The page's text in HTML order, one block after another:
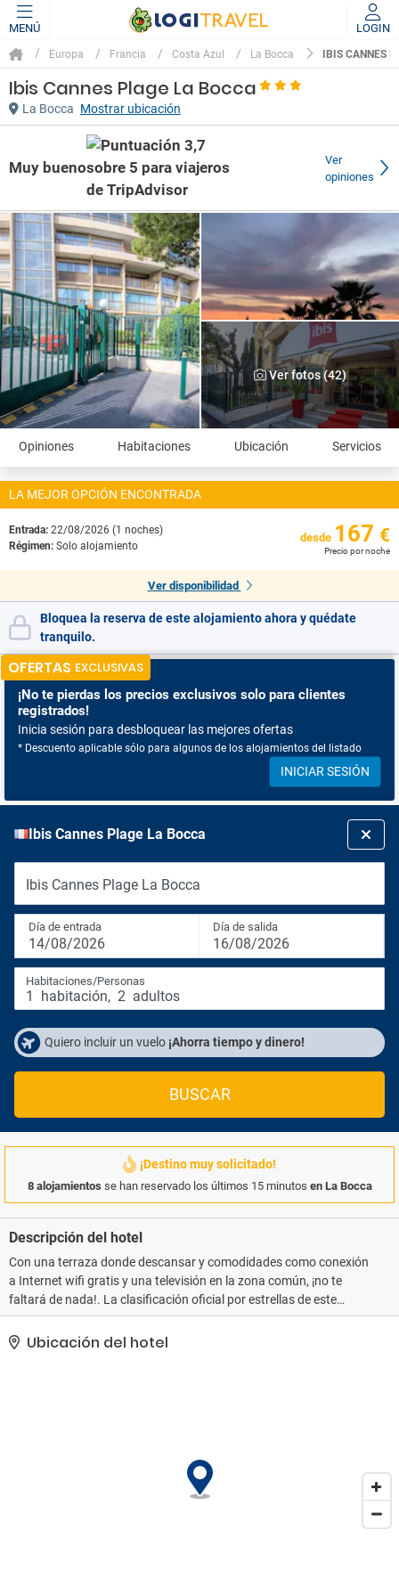
MENÚ LOGIN
Europa Francia Costa Azul La Bocca IBIS CANNES
Ibis Cannes Plage La Bocca
La Bocca Mostrar ubicación
Muy bueno
Ver
opiniones
Ver fotos (42)
Opiniones Habitaciones Ubicación Servicios
LA MEJOR OPCIÓN ENCONTRADA
Entrada: 22/08/2026 (1 noches)
Régimen: Solo alojamiento
desde 167 €
Precio por noche
Ver disponibilidad
Bloquea la reserva de este alojamiento ahora y quédate
tranquilo.
OFERTAS EXCLUSIVAS
¡No te pierdas los precios exclusivos solo para clientes
registrados!
Inicia sesión para desbloquear las mejores ofertas
* Descuento aplicable sólo para algunos de los alojamientos del listado
INICIAR SESIÓN
Ibis Cannes Plage La Bocca
Ibis Cannes Plage La Bocca
Día de entrada
14/08/2026
Día de salida
16/08/2026
Habitaciones/Personas
1 habitación, 2 adultos
Quiero incluir un vuelo ¡Ahorra tiempo y dinero!
BUSCAR
¡Destino muy solicitado!
8 alojamientos se han reservado los últimos 15 minutos en La Bocca
Descripción del hotel
Con una terraza donde descansar y comodidades como conexión
a Internet wifi gratis y una televisión en la zona común, ¡no te
faltará de nada!. La clasificación oficial por estrellas de este
alojamiento ha sido otorgada por ATOUT France, la agencia de
desarrollo turístico de Francia.. Tendrás una sala de ordenadores,
Ubicación del hotel